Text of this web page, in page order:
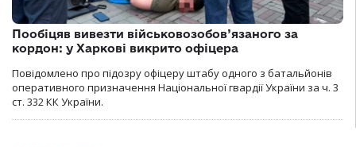
Пообіцяв вивезти військовозобов’язаного за
кордон: у Харкові викрито офіцера
Повідомлено про підозру офіцеру штабу одного з батальйонів
оперативного призначення Національної гвардії України за ч. 3
ст. 332 КК України.